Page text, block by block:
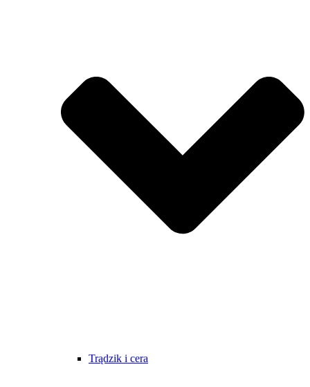
Trądzik i cera